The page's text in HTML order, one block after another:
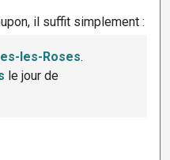
il suffit simplement :
les-Roses.
le jour de